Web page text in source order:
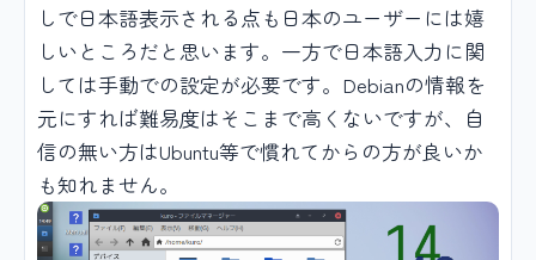
しで日本語表示される点も日本のユーザーには嬉
しいところだと思います。一方で日本語入力に関
しては手動での設定が必要です。Debianの情報を
元にすれば難易度はそこまで高くないですが、自
信の無い方はUbuntu等で慣れてからの方が良いか
も知れません。